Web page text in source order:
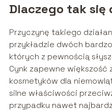
Dlaczego tak się
Przyczynę takiego
przykładzie dwóch
których z pewnością
Cynk zapewne większość
kosmetyków dla
silne właściwości
przypadku nawet